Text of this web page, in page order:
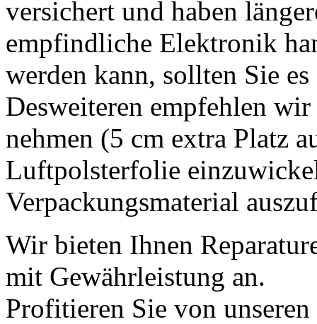
versichert und haben
empfindliche Elektronik
werden kann, sollten Sie
Desweiteren empfehlen
nehmen (5 cm extra Platz
Luftpolsterfolie
Verpackungsmaterial
Wir bieten Ihnen
mit Gewährleistung an.
Profitieren Sie von